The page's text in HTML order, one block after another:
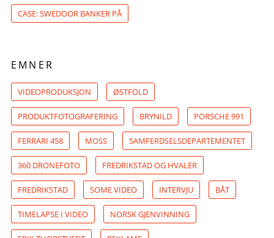
CASE: SWEDOOR BANKER PÅ
EMNER
VIDEOPRODUKSJON ØSTFOLD
PRODUKTFOTOGRAFERING BRYNILD PORSCHE 991
FERRARI 458 MOSS SAMFERDSELSDEPARTEMENTET
360 DRONEFOTO FREDRIKSTAD OG HVALER
FREDRIKSTAD SOME VIDEO INTERVJU BÅT
TIMELAPSE I VIDEO NORSK GJENVINNING